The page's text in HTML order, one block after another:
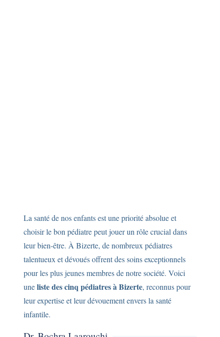
La santé de nos enfants est une priorité absolue et
choisir le bon pédiatre peut jouer un rôle crucial dans
leur bien-être. À Bizerte, de nombreux pédiatres
talentueux et dévoués offrent des soins exceptionnels
pour les plus jeunes membres de notre société. Voici
uneliste des cinq pédiatres à Bizerte, reconnus pour
leur expertise et leur dévouement envers la santé
infantile.